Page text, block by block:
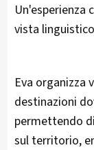
Un'esperienza
vista
Eva organizza
destinazioni
permettendo
sul territorio,